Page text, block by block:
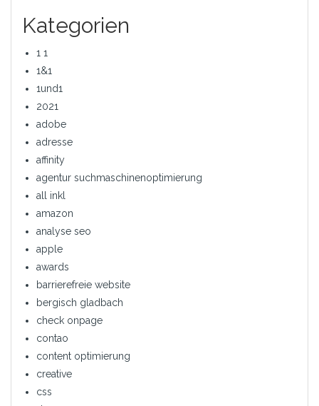
Kategorien
1 1
1&1
1und1
2021
adobe
adresse
affinity
agentur suchmaschinenoptimierung
all inkl
amazon
analyse seo
apple
awards
barrierefreie website
bergisch gladbach
check onpage
contao
content optimierung
creative
css